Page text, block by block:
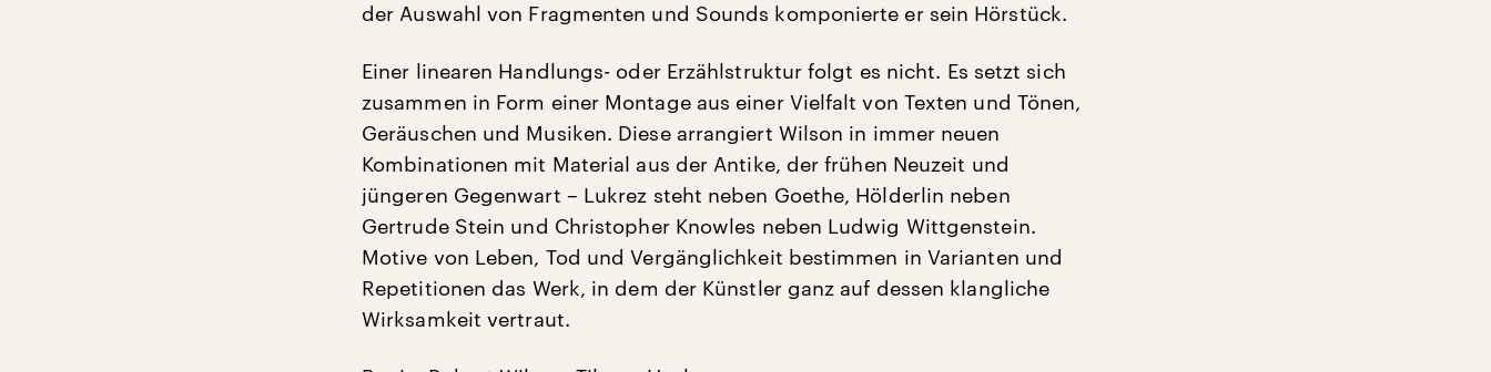
der Auswahl von Fragmenten und Sounds komponierte er sein Hörstück.
Einer linearen Handlungs- oder Erzählstruktur folgt es nicht. Es setzt sich
zusammen in Form einer Montage aus einer Vielfalt von Texten und Tönen,
Geräuschen und Musiken. Diese arrangiert Wilson in immer neuen
Kombinationen mit Material aus der Antike, der frühen Neuzeit und
jüngeren Gegenwart – Lukrez steht neben Goethe, Hölderlin neben
Gertrude Stein und Christopher Knowles neben Ludwig Wittgenstein.
Motive von Leben, Tod und Vergänglichkeit bestimmen in Varianten und
Repetitionen das Werk, in dem der Künstler ganz auf dessen klangliche
Wirksamkeit vertraut.